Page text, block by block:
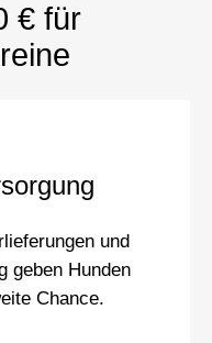
€ für
und
geben Hunden
Chance.